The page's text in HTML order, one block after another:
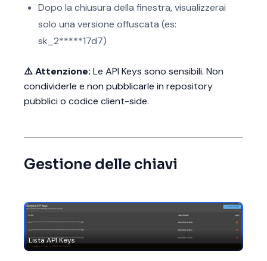
Dopo la chiusura della finestra, visualizzerai
solo una versione offuscata (es:
sk_2*****17d7)
⚠️ Attenzione: Le API Keys sono sensibili. Non
condividerle e non pubblicarle in repository
pubblici o codice client-side.
Gestione delle chiavi
Lista API Keys